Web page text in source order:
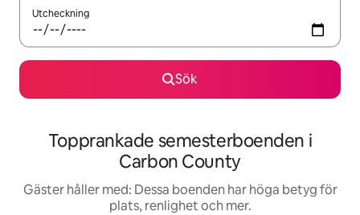
Utcheckning
Sök
Topprankade semesterboenden i
Carbon County
Gäster håller med: Dessa boenden har höga betyg för
plats, renlighet och mer.